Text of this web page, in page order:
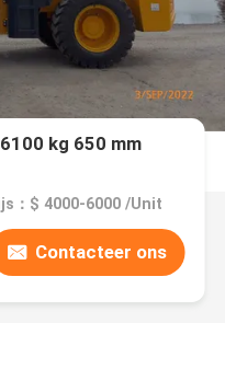
kg 650 mm
：$ 4000-6000 /Unit
Contacteer ons